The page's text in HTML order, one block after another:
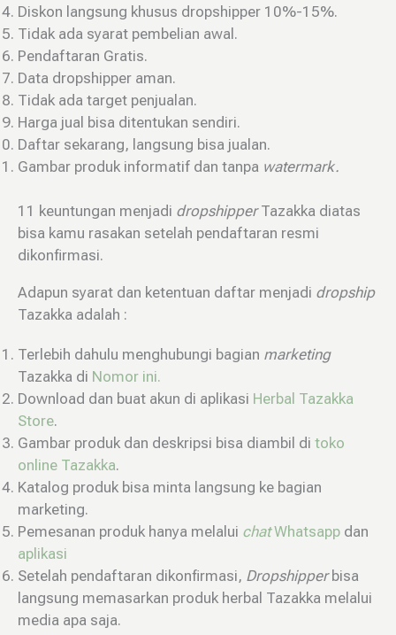
Diskon langsung khusus dropshipper 10%-15%.
Tidak ada syarat pembelian awal.
Pendaftaran Gratis.
Data dropshipper aman.
Tidak ada target penjualan.
Harga jual bisa ditentukan sendiri.
Daftar sekarang, langsung bisa jualan.
Gambar produk informatif dan tanpa watermark.
11 keuntungan menjadi dropshipperTazakka diatas
bisa kamu rasakan setelah pendaftaran resmi
dikonfirmasi.
Adapun syarat dan ketentuan daftar menjadi dropship
Tazakka adalah :
Terlebih dahulu menghubungi bagian marketing
Tazakka di Nomor ini.
Download dan buat akun di aplikasi Herbal Tazakka
Store.
Gambar produk dan deskripsi bisa diambil di toko
online Tazakka.
Katalog produk bisa minta langsung ke bagian
marketing.
Pemesanan produk hanya melalui chatWhatsapp dan
aplikasi
Setelah pendaftaran dikonfirmasi, Dropshipperbisa
langsung memasarkan produk herbal Tazakka melalui
media apa saja.